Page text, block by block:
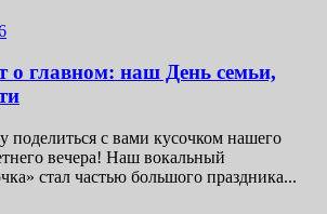
о главном: наш День семьи,
поделиться с вами кусочком нашего
вечера! Наш вокальный
стал частью большого праздника...